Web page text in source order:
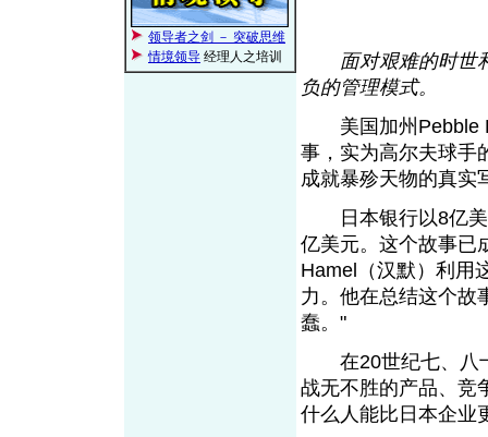
领导者之剑 － 突破思维
情境领导 经理人之培训
面对艰难的时世
负的管理模式。
美国加州Pebble
事，实为高尔夫球手
成就暴殄天物的真实
日本银行以8亿美
亿美元。这个故事已
Hamel（汉默）利用
力。他在总结这个故
蠢。"
在20世纪七、八十
战无不胜的产品、竞
什么人能比日本企业